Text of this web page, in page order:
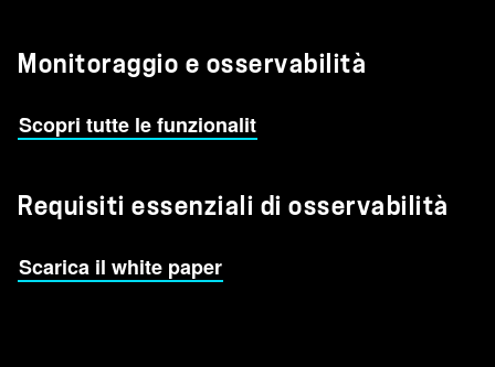
Monitoraggio e osservabilità
Scopri tutte le funzionalit
Requisiti essenziali di osservabilità
Scarica il white paper